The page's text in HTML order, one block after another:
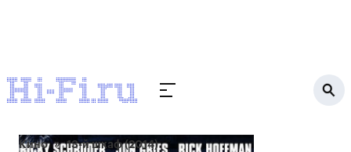
Кино 13-й шкаф (2014)